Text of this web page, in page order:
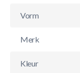
Vorm
Merk
Kleur